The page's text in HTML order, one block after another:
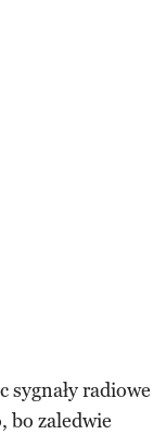
sygnały radiowe
bo zaledwie